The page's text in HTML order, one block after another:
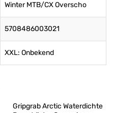
Winter MTB/CX Overscho
5708486003021
XXL: Onbekend
Gripgrab Arctic Waterdichte